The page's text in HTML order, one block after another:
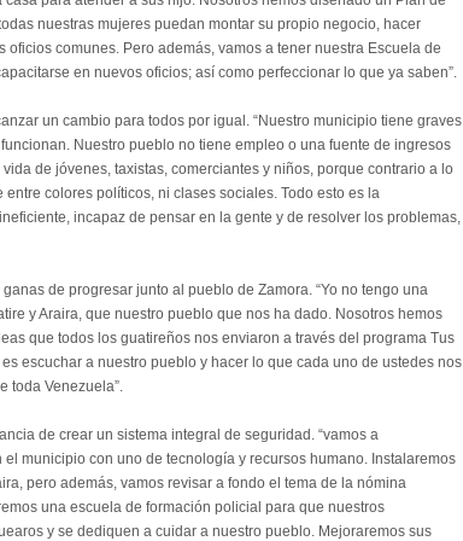
nuestras mujeres puedan montar su propio negocio, hacer
comunes. Pero además, vamos a tener nuestra Escuela de
en nuevos oficios; así como perfeccionar lo que ya saben”.
un cambio para todos por igual. “Nuestro municipio tiene graves
Nuestro pueblo no tiene empleo o una fuente de ingresos
de jóvenes, taxistas, comerciantes y niños, porque contrario a lo
colores políticos, ni clases sociales. Todo esto es la
incapaz de pensar en la gente y de resolver los problemas,
de progresar junto al pueblo de Zamora. “Yo no tengo una
y Araira, que nuestro pueblo que nos ha dado. Nosotros hemos
que todos los guatireños nos enviaron a través del programa Tus
escuchar a nuestro pueblo y hacer lo que cada uno de ustedes nos
toda Venezuela”.
de crear un sistema integral de seguridad. “vamos a
municipio con uno de tecnología y recursos humano. Instalaremos
pero además, vamos revisar a fondo el tema de la nómina
una escuela de formación policial para que nuestros
y se dediquen a cuidar a nuestro pueblo. Mejoraremos sus